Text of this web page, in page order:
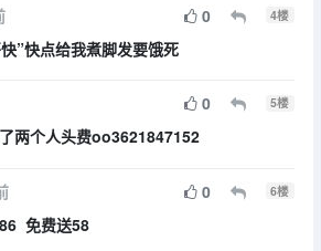
0 4楼
”快点给我煮脚发要饿死
0 5楼
两个人头费oo3621847152
0 6楼
免费送58